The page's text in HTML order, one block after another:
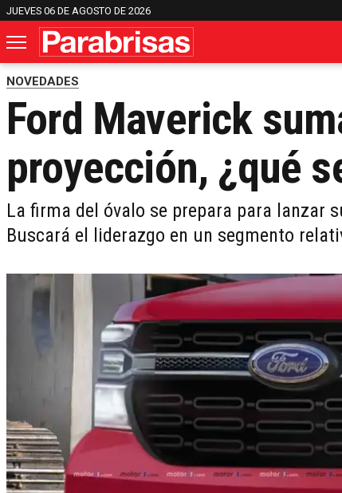
JUEVES 06 DE AGOSTO DE 2026
NOVEDADES
Ford Maverick
proyección, ¿qué
La firma del óvalo se prepara para lanzar
Buscará el liderazgo en un segmento